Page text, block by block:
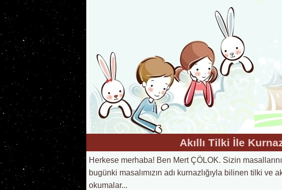
Akıllı Tilki İle
Herkese merhaba! Ben Mert ÇÖLOK. Sizin
bugünki masalımızın adı kurnazlığıyla bilinen tilki ve
okumalar...